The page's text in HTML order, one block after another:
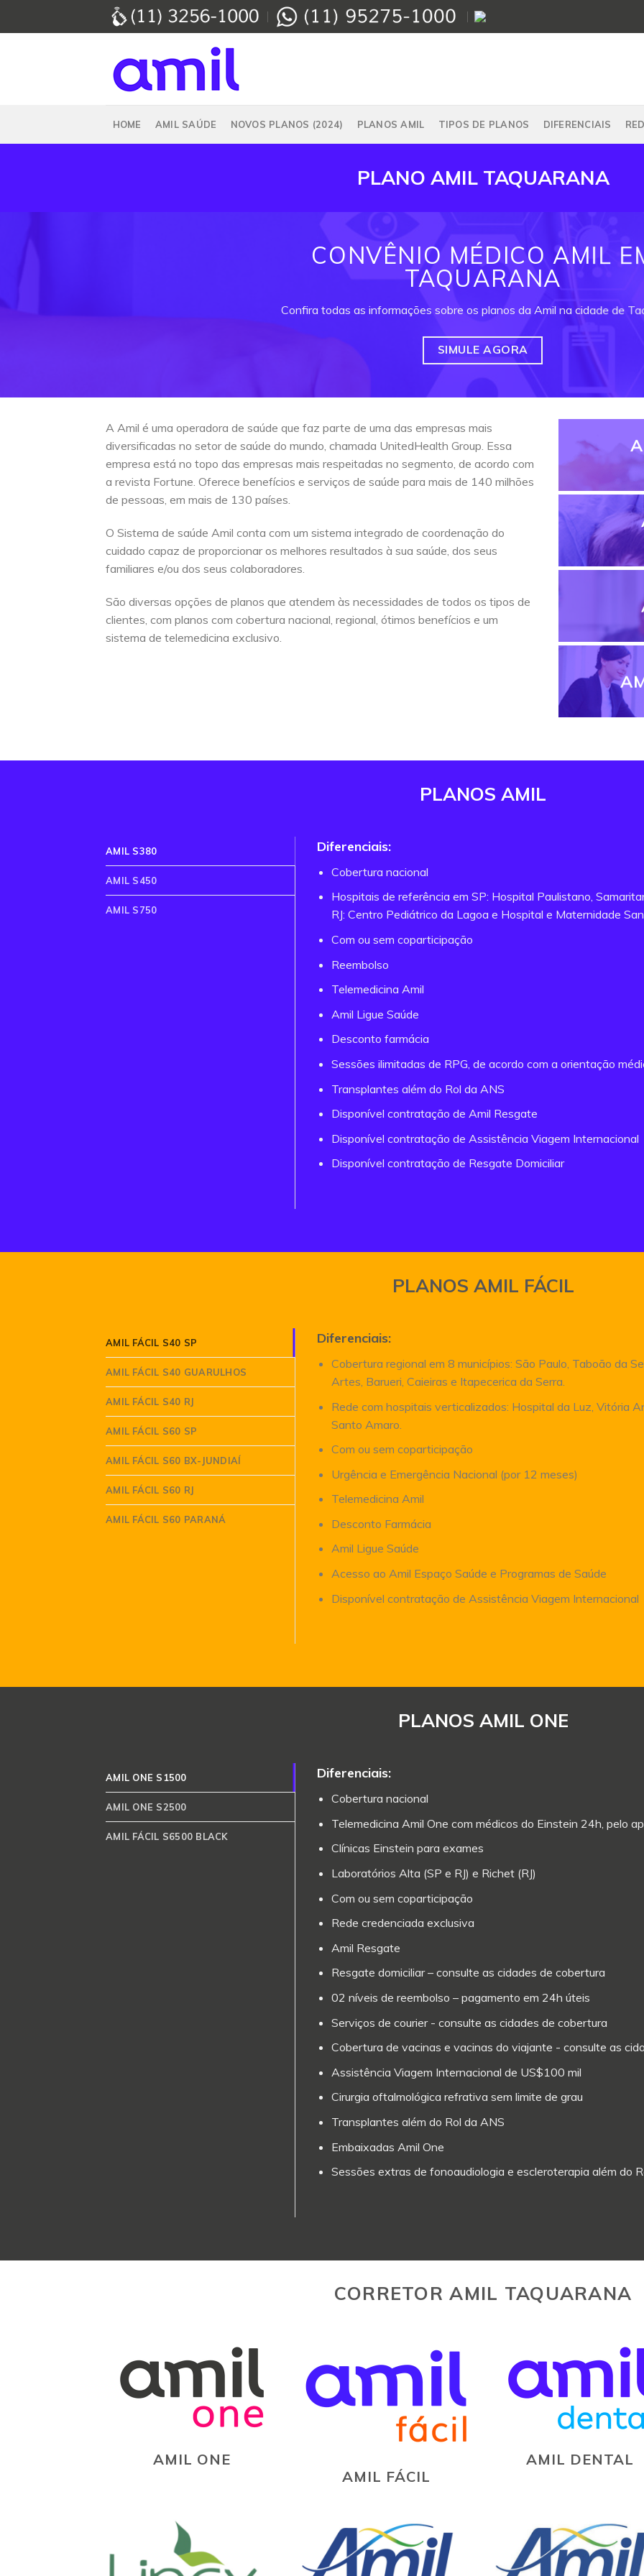
HOME AMIL SAÚDE NOVOS PLANOS (2024) PLANOS AMIL TIPOS DE PLANOS DIFERENCIAIS
PLANO AMIL TAQUARANA
CONVÊNIO MÉDICO AMIL
TAQUARANA
Confira todas as informações sobre os planos da Amil na cidade de
SIMULE AGORA
A Amil é uma operadora de saúde que faz parte de uma das empresas mais
diversificadas no setor de saúde do mundo, chamada UnitedHealth Group. Essa
empresa está no topo das empresas mais respeitadas no segmento, de acordo com
a revista Fortune. Oferece benefícios e serviços de saúde para mais de 140 milhões
de pessoas, em mais de 130 países.
O Sistema de saúde Amil conta com um sistema integrado de coordenação do
cuidado capaz de proporcionar os melhores resultados à sua saúde, dos seus
familiares e/ou dos seus colaboradores.
São diversas opções de planos que atendem às necessidades de todos os tipos de
clientes, com planos com cobertura nacional, regional, ótimos benefícios e um
sistema de telemedicina exclusivo.
PLANOS AMIL
AMIL S380
AMIL S450
AMIL S750
Diferenciais:
Cobertura nacional
Hospitais de referência em SP: Hospital Paulistano,
RJ: Centro Pediátrico da Lagoa e Hospital e Maternidade
Com ou sem coparticipação
Reembolso
Telemedicina Amil
Amil Ligue Saúde
Desconto farmácia
Sessões ilimitadas de RPG, de acordo com a orientação
Transplantes além do Rol da ANS
Disponível contratação de Amil Resgate
Disponível contratação de Assistência Viagem Internacional
Disponível contratação de Resgate Domiciliar
PLANOS AMIL FÁCIL
AMIL FÁCIL S40 SP
AMIL FÁCIL S40 GUARULHOS
AMIL FÁCIL S40 RJ
AMIL FÁCIL S60 SP
AMIL FÁCIL S60 BX-JUNDIAÍ
AMIL FÁCIL S60 RJ
AMIL FÁCIL S60 PARANÁ
Diferenciais:
Cobertura regional em 8 municípios: São Paulo, Taboão da
Artes, Barueri, Caieiras e Itapecerica da Serra.
Rede com hospitais verticalizados: Hospital da Luz, Vitória
Santo Amaro.
Com ou sem coparticipação
Urgência e Emergência Nacional (por 12 meses)
Telemedicina Amil
Desconto Farmácia
Amil Ligue Saúde
Acesso ao Amil Espaço Saúde e Programas de Saúde
Disponível contratação de Assistência Viagem Internacional
PLANOS AMIL ONE
AMIL ONE S1500
AMIL ONE S2500
AMIL FÁCIL S6500 BLACK
Diferenciais:
Cobertura nacional
Telemedicina Amil One com médicos do Einstein 24h, pelo
Clínicas Einstein para exames
Laboratórios Alta (SP e RJ) e Richet (RJ)
Com ou sem coparticipação
Rede credenciada exclusiva
Amil Resgate
Resgate domiciliar – consulte as cidades de cobertura
02 níveis de reembolso – pagamento em 24h úteis
Serviços de courier - consulte as cidades de cobertura
Cobertura de vacinas e vacinas do viajante - consulte as
Assistência Viagem Internacional de US$100 mil
Cirurgia oftalmológica refrativa sem limite de grau
Transplantes além do Rol da ANS
Embaixadas Amil One
Sessões extras de fonoaudiologia e escleroterapia além do
CORRETOR AMIL TAQUARANA
AMIL ONE
AMIL FÁCIL
AMIL DENTAL